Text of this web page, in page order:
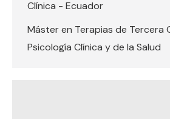
Clínica - Ecuador
Máster en Terapias de Tercera
Psicología Clínica y de la Salud